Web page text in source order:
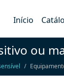
Início
ou